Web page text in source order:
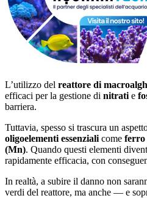
L’utilizzo del reattore di
efficaci per la gestione di nitrati e
barriera.
Tuttavia, spesso si trascura un
oligoelementi essenziali come ferro
(Mn). Quando questi elementi
rapidamente efficacia, con
In realtà, a subire il danno non
verdi del reattore, ma anche — e